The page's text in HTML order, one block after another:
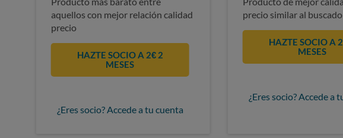
aquellos con mejor relación calidad
precio
HAZTE SOCIO A 2€ 2
MESES
¿Eres socio? Accede a tu cuenta
precio similar al buscado
HAZTE SOCIO A
MESES
¿Eres socio? Accede a